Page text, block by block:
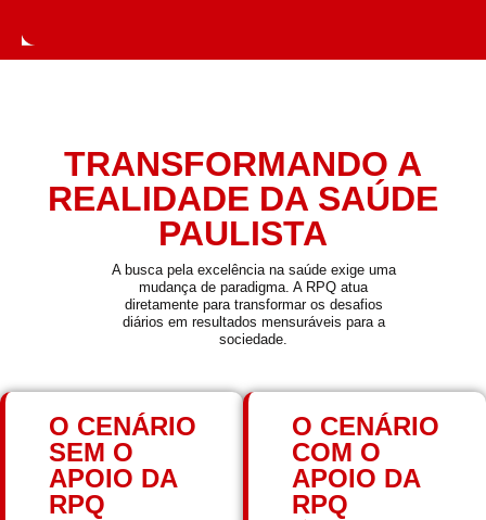
TRANSFORMANDO A
REALIDADE DA SAÚDE
PAULISTA
A busca pela excelência na saúde exige uma
mudança de paradigma. A RPQ atua
diretamente para transformar os desafios
diários em resultados mensuráveis para a
sociedade.
O CENÁRIO
SEM O
APOIO DA
RPQ
O CENÁRIO
COM O
APOIO DA
RPQ